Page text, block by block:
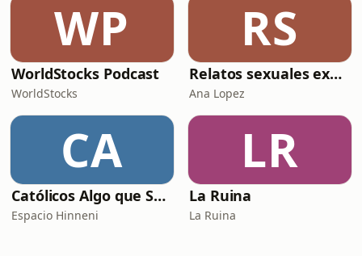
WP
WorldStocks Podcast
WorldStocks
RS
Relatos sexuales explícitos
Ana Lopez
CA
Católicos Algo que Saber
Espacio Hinneni
LR
La Ruina
La Ruina